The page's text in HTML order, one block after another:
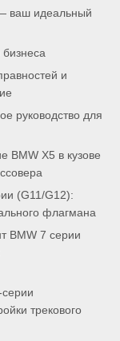
ваш идеальный
и
руководство для
BMW X5 в кузове
(G11/G12):
флагмана
BMW 7 серии
трекового